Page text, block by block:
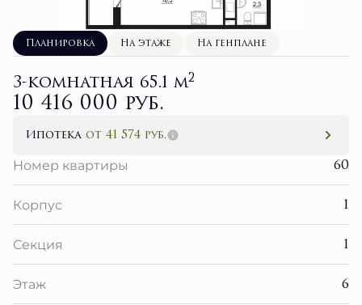
Планировка На этаже На генплане
3-комнатная 65.1 м2
10 416 000 руб.
Ипотека от 41 574 руб.
Номер квартиры
60
Корпус 1
Секция 1
Этаж 6